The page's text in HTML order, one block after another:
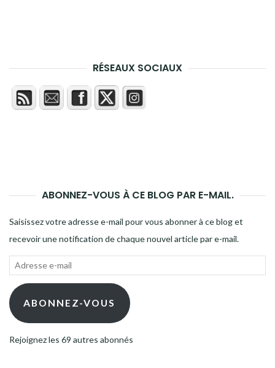
RÉSEAUX SOCIAUX
ABONNEZ-VOUS À CE BLOG PAR E-MAIL.
Saisissez votre adresse e-mail pour vous abonner à ce blog et
recevoir une notification de chaque nouvel article par e-mail.
Adresse
mail ABONNEZ-VOUS
Rejoignez les 69 autres abonnés